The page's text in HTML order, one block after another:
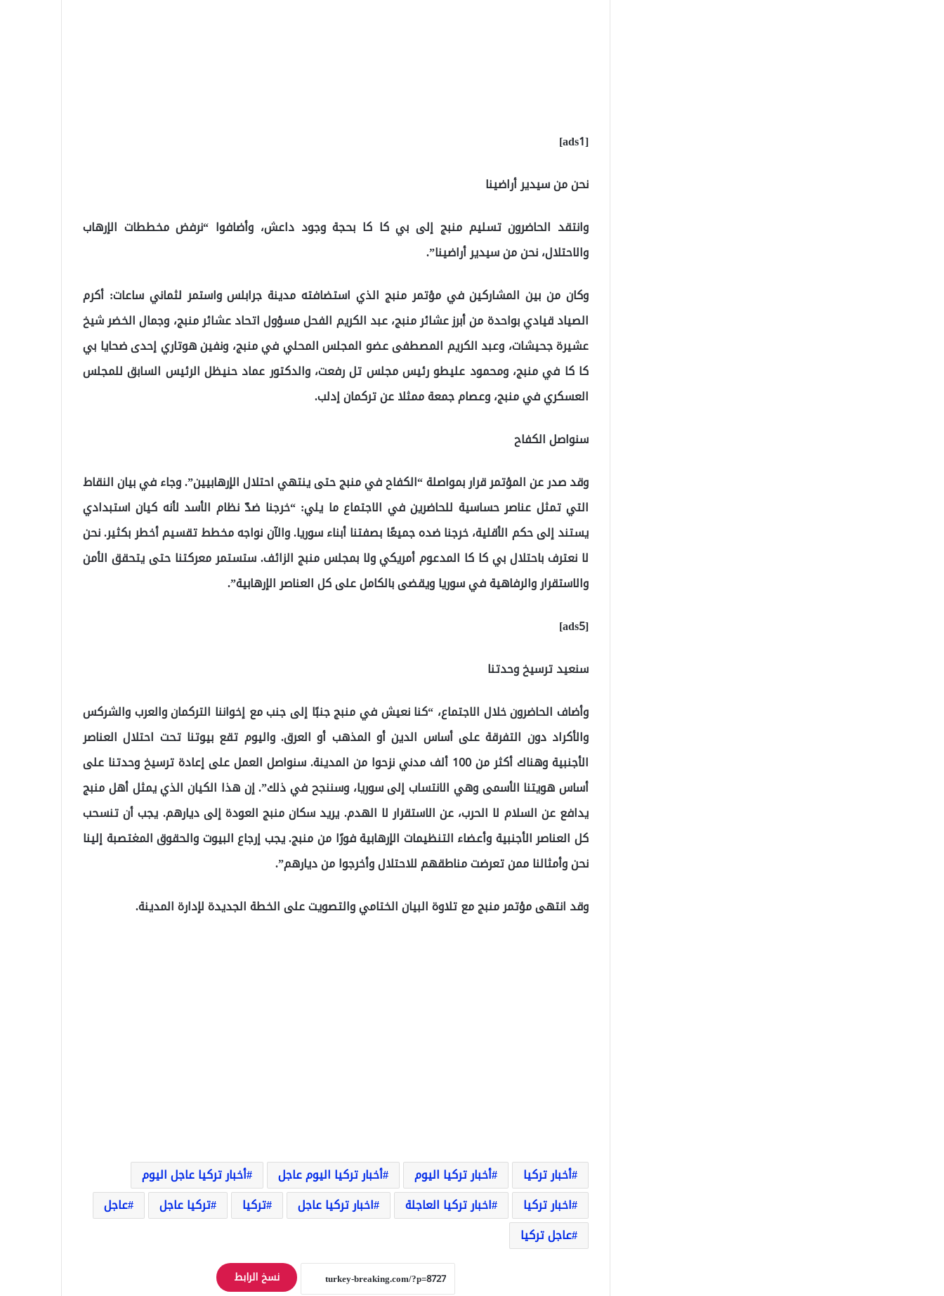
[ads1]
نحن من سيدير أراضينا
وانتقد الحاضرون تسليم منبج إلى بي كا كا بحجة وجود داعش، وأضافوا “نرفض مخططات الإرهاب
والاحتلال، نحن من سيدير أراضينا”.
وكان من بين المشاركين في مؤتمر منبج الذي استضافته مدينة جرابلس واستمر لثماني ساعات: أكرم
الصياد قيادي بواحدة من أبرز عشائر منبج، عبد الكريم الفحل مسؤول اتحاد عشائر منبج، وجمال الخضر شيخ
عشيرة جحيشات، وعبد الكريم المصطفى عضو المجلس المحلي في منبج، ونفين هوتاري إحدى ضحايا بي
كا كا في منبج، ومحمود عليطو رئيس مجلس تل رفعت، والدكتور عماد حنيظل الرئيس السابق للمجلس
العسكري في منبج، وعصام جمعة ممثلا عن تركمان إدلب.
سنواصل الكفاح
وقد صدر عن المؤتمر قرار بمواصلة “الكفاح في منبج حتى ينتهي احتلال الإرهابيين”. وجاء في بيان النقاط
التي تمثل عناصر حساسية للحاضرين في الاجتماع ما يلي: “خرجنا ضدّ نظام الأسد لأنه كيان استبدادي
يستند إلى حكم الأقلية، خرجنا ضده جميعًا بصفتنا أبناء سوريا. والآن نواجه مخطط تقسيم أخطر بكثير. نحن
لا نعترف باحتلال بي كا كا المدعوم أمريكي ولا بمجلس منبج الزائف. ستستمر معركتنا حتى يتحقق الأمن
والاستقرار والرفاهية في سوريا ويقضى بالكامل على كل العناصر الإرهابية”.
[ads5]
سنعيد ترسيخ وحدتنا
وأضاف الحاضرون خلال الاجتماع، “كنا نعيش في منبج جنبًا إلى جنب مع إخواننا التركمان والعرب والشركس
والأكراد دون التفرقة على أساس الدين أو المذهب أو العرق. واليوم تقع بيوتنا تحت احتلال العناصر
الأجنبية وهناك أكثر من 100 ألف مدني نزحوا من المدينة. سنواصل العمل على إعادة ترسيخ وحدتنا على
أساس هويتنا الأسمى وهي الانتساب إلى سوريا، وسننجح في ذلك”. إن هذا الكيان الذي يمثل أهل منبج
يدافع عن السلام لا الحرب، عن الاستقرار لا الهدم. يريد سكان منبج العودة إلى ديارهم. يجب أن تنسحب
كل العناصر الأجنبية وأعضاء التنظيمات الإرهابية فورًا من منبج. يجب إرجاع البيوت والحقوق المغتصبة إلينا
نحن وأمثالنا ممن تعرضت مناطقهم للاحتلال وأخرجوا من ديارهم”.
وقد انتهى مؤتمر منبج مع تلاوة البيان الختامي والتصويت على الخطة الجديدة لإدارة المدينة.
أخبار تركيا أخبار تركيا اليوم أخبار تركيا اليوم عاجل
أخبار تركيا عاجل اليوم
اخبار تركيا
اخبار تركيا العاجلة اخبار تركيا عاجل تركيا تركيا عاجل
عاجل
عاجل تركيا
نسخ الرابط